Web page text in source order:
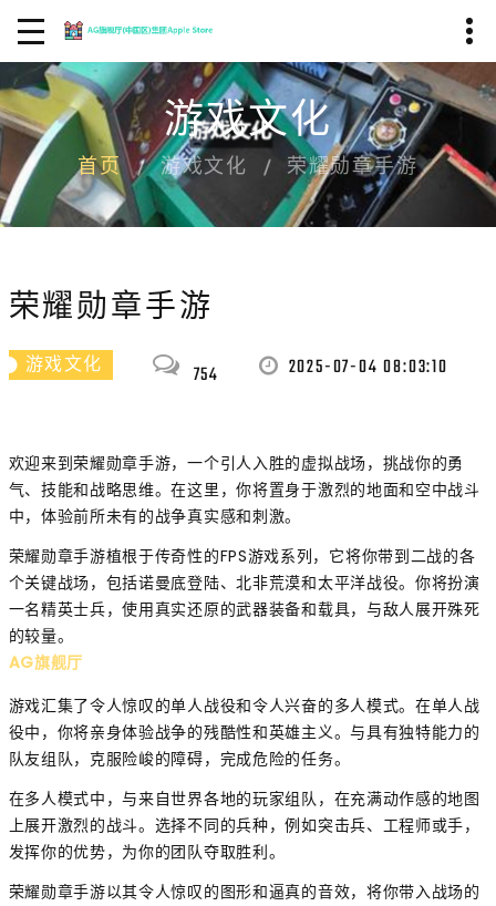
游戏文化
首页 游戏文化 荣耀勋章手游
荣耀勋章手游
游戏文化 754 2025-07-04 08:03:10
欢迎来到荣耀勋章手游，一个引人入胜的虚拟战场，挑战你的勇
气、技能和战略思维。在这里，你将置身于激烈的地面和空中战斗
中，体验前所未有的战争真实感和刺激。
荣耀勋章手游植根于传奇性的FPS游戏系列，它将你带到二战的各
个关键战场，包括诺曼底登陆、北非荒漠和太平洋战役。你将扮演
一名精英士兵，使用真实还原的武器装备和载具，与敌人展开殊死
的较量。
AG旗舰厅
游戏汇集了令人惊叹的单人战役和令人兴奋的多人模式。在单人战
役中，你将亲身体验战争的残酷性和英雄主义。与具有独特能力的
队友组队，克服险峻的障碍，完成危险的任务。
在多人模式中，与来自世界各地的玩家组队，在充满动作感的地图
上展开激烈的战斗。选择不同的兵种，例如突击兵、工程师或手，
发挥你的优势，为你的团队夺取胜利。
荣耀勋章手游以其令人惊叹的图形和逼真的音效，将你带入战场的